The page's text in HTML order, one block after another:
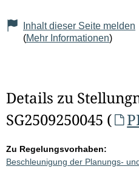
Inhalt dieser Seite melden
(Mehr Informationen)
Details zu
SG2509250045 (
Zu Regelungsvorhaben:
Beschleunigung der Planungs-